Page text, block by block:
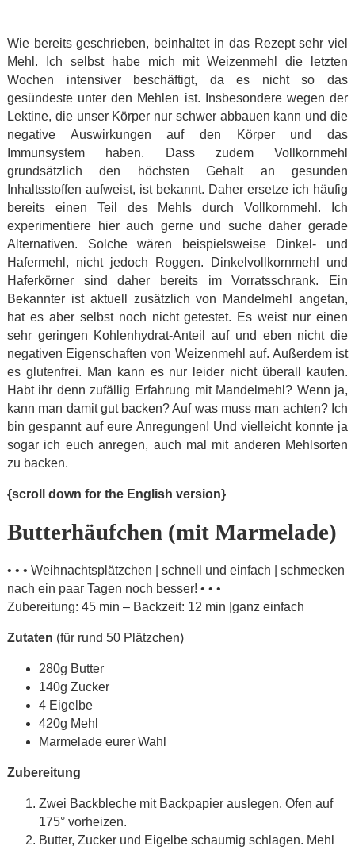
Wie bereits geschrieben, beinhaltet in das Rezept sehr viel
Mehl. Ich selbst habe mich mit Weizenmehl die letzten
Wochen intensiver beschäftigt, da es nicht so das
gesündeste unter den Mehlen ist. Insbesondere wegen der
Lektine, die unser Körper nur schwer abbauen kann und die
negative Auswirkungen auf den Körper und das
Immunsystem haben. Dass zudem Vollkornmehl
grundsätzlich den höchsten Gehalt an gesunden
Inhaltsstoffen aufweist, ist bekannt. Daher ersetze ich häufig
bereits einen Teil des Mehls durch Vollkornmehl. Ich
experimentiere hier auch gerne und suche daher gerade
Alternativen. Solche wären beispielsweise Dinkel- und
Hafermehl, nicht jedoch Roggen. Dinkelvollkornmehl und
Haferkörner sind daher bereits im Vorratsschrank. Ein
Bekannter ist aktuell zusätzlich von Mandelmehl angetan,
hat es aber selbst noch nicht getestet. Es weist nur einen
sehr geringen Kohlenhydrat-Anteil auf und eben nicht die
negativen Eigenschaften von Weizenmehl auf. Außerdem ist
es glutenfrei. Man kann es nur leider nicht überall kaufen.
Habt ihr denn zufällig Erfahrung mit Mandelmehl? Wenn ja,
kann man damit gut backen? Auf was muss man achten? Ich
bin gespannt auf eure Anregungen! Und vielleicht konnte ja
sogar ich euch anregen, auch mal mit anderen Mehlsorten
zu backen.
{scroll down for the English version}
Butterhäufchen (mit Marmelade)
• • • Weihnachtsplätzchen | schnell und einfach | schmecken
nach ein paar Tagen noch besser! • • •
Zubereitung: 45 min – Backzeit: 12 min |ganz einfach
Zutaten (für rund 50 Plätzchen)
280g Butter
140g Zucker
4 Eigelbe
420g Mehl
Marmelade eurer Wahl
Zubereitung
Zwei Backbleche mit Backpapier auslegen. Ofen auf
175° vorheizen.
Butter, Zucker und Eigelbe schaumig schlagen. Mehl